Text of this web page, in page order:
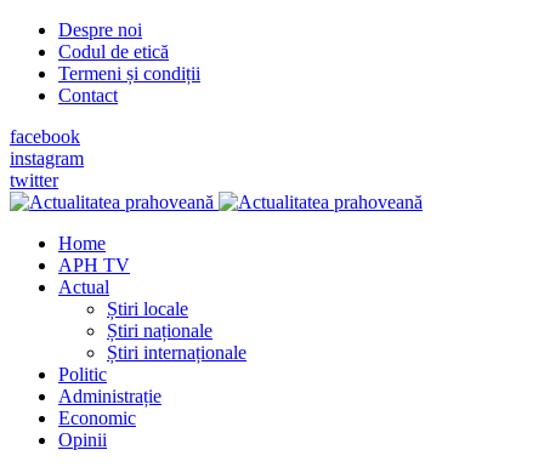
Despre noi
Codul de etică
Termeni și condiții
Contact
facebook
instagram
twitter
Home
APH TV
Actual
Știri locale
Știri naționale
Știri internaționale
Politic
Administrație
Economic
Opinii